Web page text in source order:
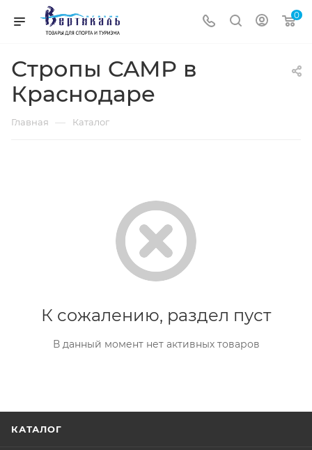
0
Стропы CAMP в
Краснодаре
Главная — Каталог
К сожалению, раздел пуст
В данный момент нет активных товаров
КАТАЛОГ